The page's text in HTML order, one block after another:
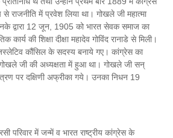
राजनीति में प्रवेश लिया था। गोखले जी महात्मा
द्वारा 12 जून, 1905 को भारत सेवक समाज का
कार्य की शिक्षा दीक्षा महादेव गोविंद रानाडे से मिली।
कौंसिल के सदस्य बनाये गए। कांग्रेस का
जी की अध्यक्षता में हुआ था। गोखले जी सन्
पर दक्षिणी अफ्रीका गये। उनका निधन 19
परिवार में जन्में व भारत राष्ट्रीय कांग्रेस के